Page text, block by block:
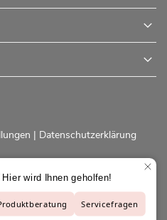
- Baustoffe online für
Profis |bausep.de
| Datenschutzerklärung